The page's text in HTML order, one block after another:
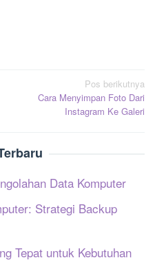
Pos berikutnya
Cara Menyimpan Foto Dari
Instagram Ke Galeri
Data Komputer
Strategi Backup
Tepat untuk Kebutuhan